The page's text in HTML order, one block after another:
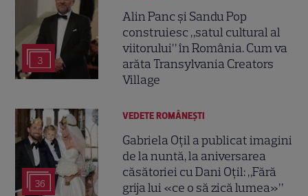
3
Alin Panc și Sandu Pop
construiesc „satul cultural al
viitorului” în România. Cum va
arăta Transylvania Creators
Village
36
VEDETE ROMÂNEŞTI
Gabriela Oțil a publicat imagini
de la nuntă, la aniversarea
căsătoriei cu Dani Oțil: „Fără
grija lui «ce o să zică lumea»”